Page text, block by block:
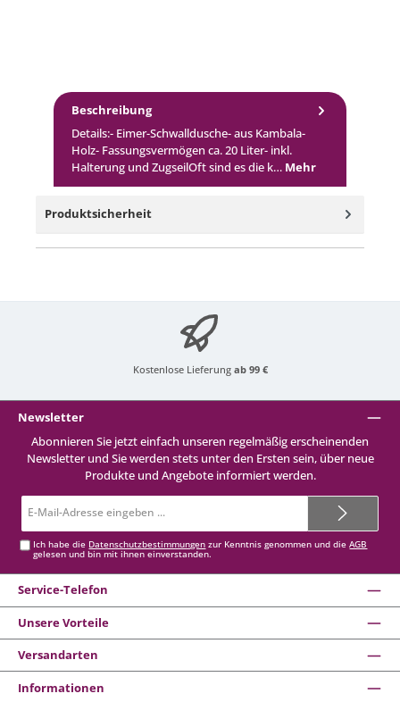
Beschreibung
Details:- Eimer-Schwalldusche- aus Kambala-
Holz- Fassungsvermögen ca. 20 Liter- inkl.
Halterung und ZugseilOft sind es die k… Mehr
Produktsicherheit
Kostenlose Lieferung ab 99 €
Newsletter
Abonnieren Sie jetzt einfach unseren regelmäßig erscheinenden
Newsletter und Sie werden stets unter den Ersten sein, über neue
Produkte und Angebote informiert werden.
Mail-
Ich habe die Datenschutzbestimmungen zur Kenntnis genommen und dieAGB
gelesen und bin mit ihnen einverstanden.
Service-Telefon
Unsere Vorteile
Versandarten
Informationen